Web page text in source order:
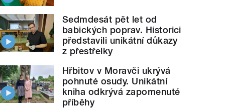
Sedmdesát pět let od
babických poprav. Historici
představili unikátní důkazy
z přestřelky
Hřbitov v Moravči ukrývá
pohnuté osudy. Unikátní
kniha odkrývá zapomenuté
příběhy